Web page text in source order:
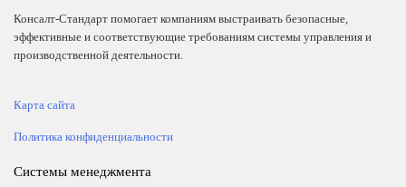
Консалт-Стандарт помогает компаниям выстраивать безопасные,
эффективные и соответствующие требованиям системы управления и
производственной деятельности.
Карта сайта
Политика конфиденциальности
Системы менеджмента